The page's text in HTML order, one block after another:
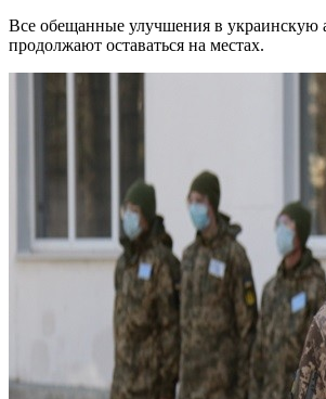
Все обещанные улучшения в украинскую
продолжают оставаться на местах.